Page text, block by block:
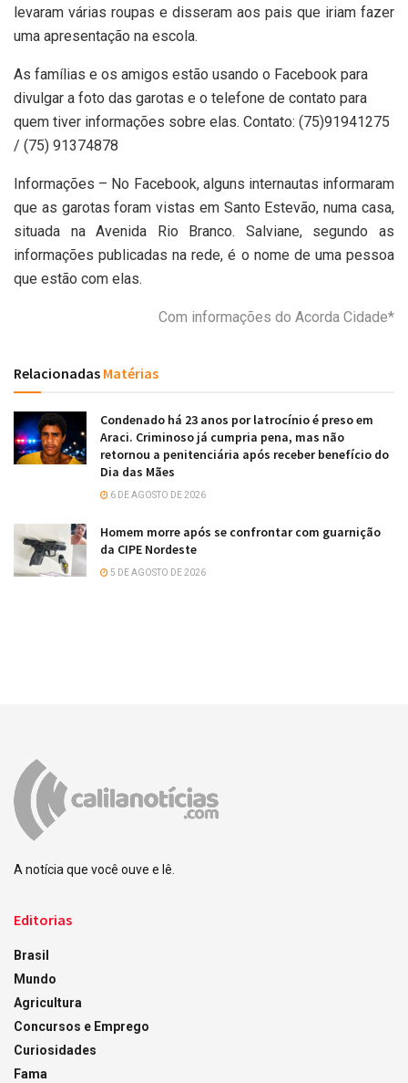
levaram várias roupas e disseram aos pais que iriam fazer
uma apresentação na escola.
As famílias e os amigos estão usando o Facebook para
divulgar a foto das garotas e o telefone de contato para
quem tiver informações sobre elas. Contato: (75)91941275
/ (75) 91374878
Informações – No Facebook, alguns internautas informaram
que as garotas foram vistas em Santo Estevão, numa casa,
situada na Avenida Rio Branco. Salviane, segundo as
informações publicadas na rede, é o nome de uma pessoa
que estão com elas.
Com informações do Acorda Cidade*
Relacionadas Matérias
Condenado há 23 anos por latrocínio é preso em
Araci. Criminoso já cumpria pena, mas não
retornou a penitenciária após receber benefício do
Dia das Mães
6 DE AGOSTO DE 2026
Homem morre após se confrontar com guarnição
da CIPE Nordeste
5 DE AGOSTO DE 2026
A notícia que você ouve e lê.
Editorias
Brasil
Mundo
Agricultura
Concursos e Emprego
Curiosidades
Fama